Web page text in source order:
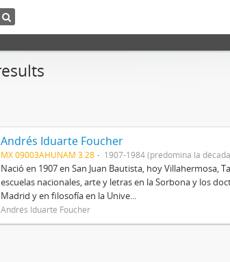
Andrés Iduarte Foucher
MX 09003AHUNAM 3.28 1907-1984 (predomina la
Nació en 1907 en San Juan Bautista, hoy Villahermosa,
escuelas nacionales, arte y letras en la Sorbona y los
Madrid y en filosofía en la Unive...
Andrés Iduarte Foucher